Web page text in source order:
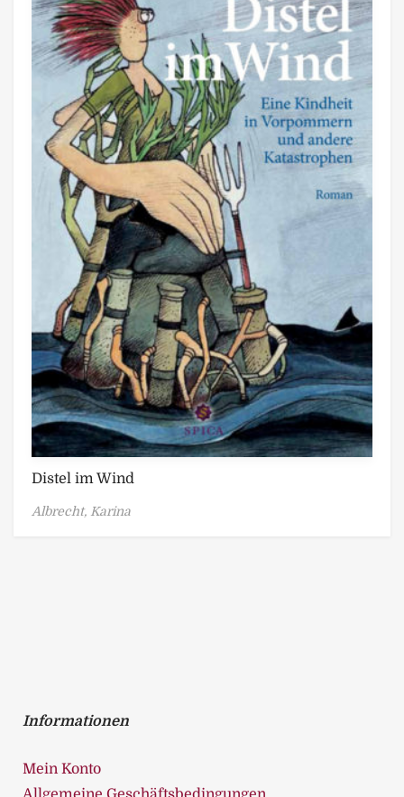
Distel im Wind
Albrecht, Karina
Informationen
Mein Konto